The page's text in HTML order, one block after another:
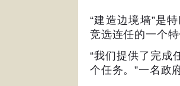
“建造边境墙”是
竞选连任的一个
“我们提供了完成
个任务。”一名政